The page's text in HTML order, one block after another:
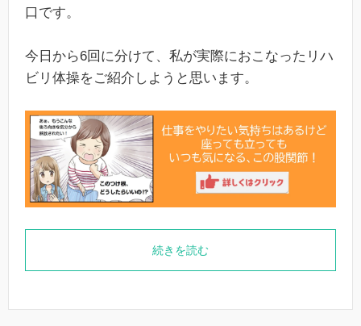
口です。
今日から6回に分けて、私が実際におこなったリハ
ビリ体操をご紹介しようと思います。
続きを読む